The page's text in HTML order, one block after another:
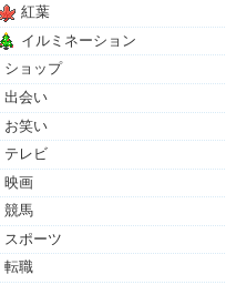
紅葉
イルミネーション
ショップ
出会い
お笑い
テレビ
映画
競馬
スポーツ
転職